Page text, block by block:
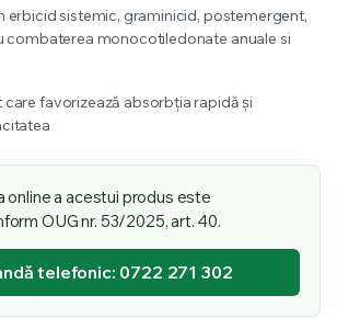
erbicid sistemic, graminicid, postemergent,
combaterea monocotiledonate anuale si
care favorizează absorbția rapidă și
online a acestui produs este
OUG nr. 53/2025, art. 40.
telefonic: 0722 271 302